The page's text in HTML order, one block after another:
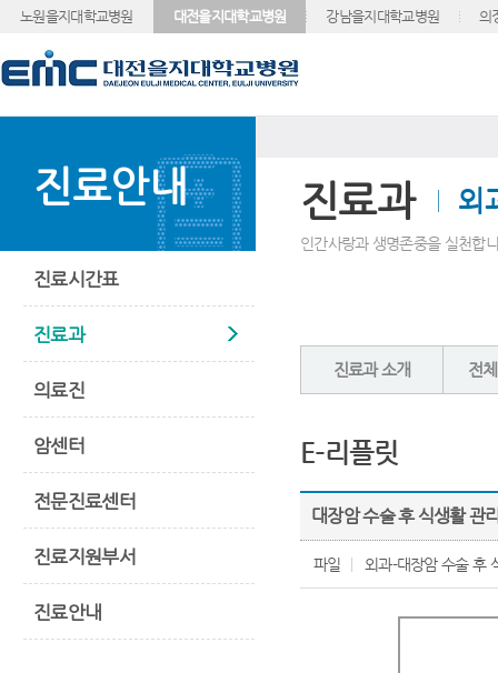
노원을지대학교병원 대전을지대학교병원 강남을지대학교병원 의
진료안내
진료시간표
진료과
의료진
암센터
전문진료센터
진료지원부서
진료안내
진료과 외
인간사랑과 생명존중을 실천합
진료과 소개 전
E-리플릿
대장암 수술 후 식생활 관
파일 외과-대장암 수술 후